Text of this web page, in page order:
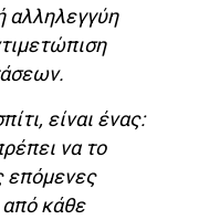
αλληλεγγύη
είναι ένας:
να το
επόμενες
κάθε